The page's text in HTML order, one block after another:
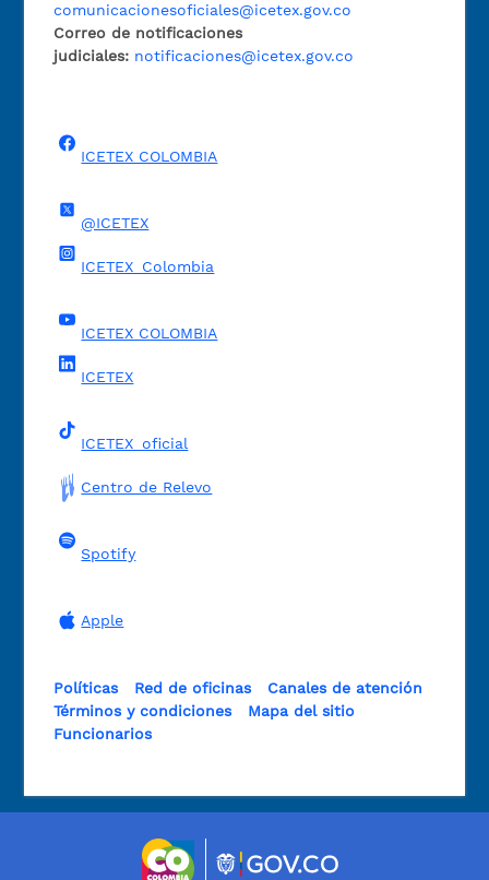
comunicacionesoficiales@icetex.gov.co
Correo de notificaciones
judiciales: notificaciones@icetex.gov.co
ICETEX COLOMBIA
@ICETEX
ICETEX_Colombia
ICETEX COLOMBIA
ICETEX
ICETEX_oficial
Centro de Relevo
Spotify
Apple
Políticas Red de oficinas
Canales de atención
Términos y condiciones
Mapa del sitio
Funcionarios